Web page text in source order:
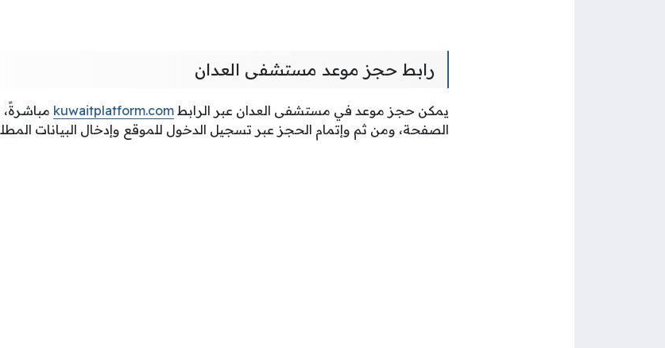
رابط حجز موعد مستشفى العدان
يمكن حجز موعد في مستشفى العدان عبر الرابط kuwaitplatform.com مباشرةً،
الصفحة، ومن ثم وإتمام الحجز عبر تسجيل الدخول للموقع وإدخال البيانات